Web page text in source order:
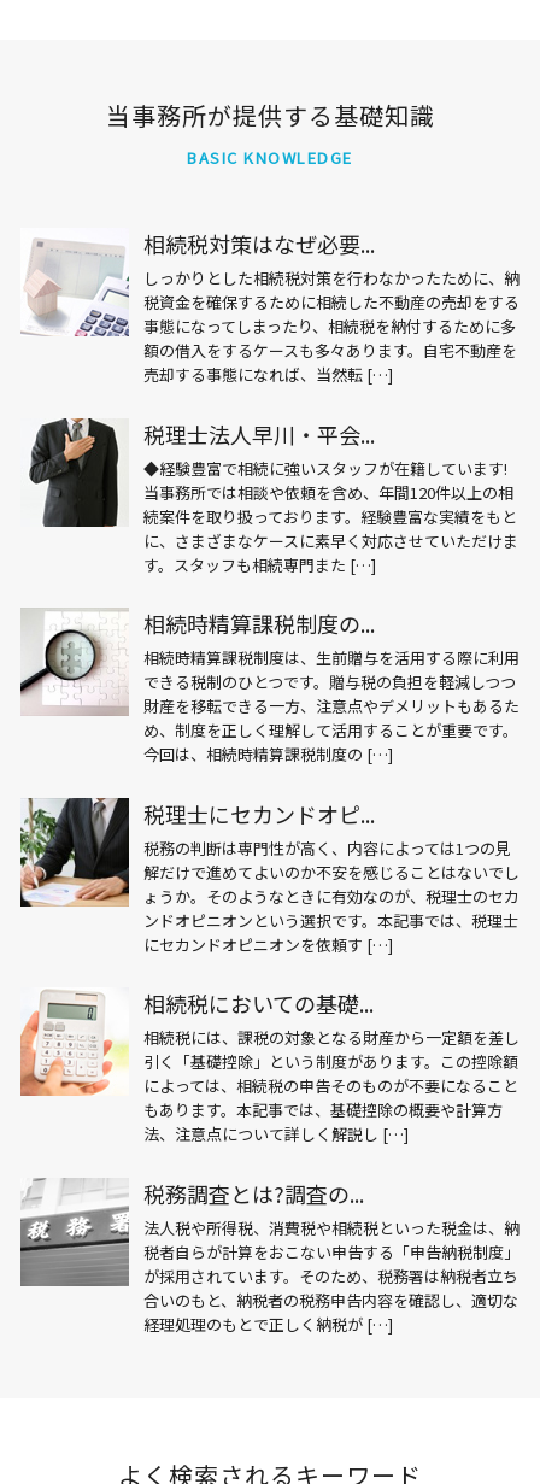
当事務所が提供する基礎知識
BASIC KNOWLEDGE
相続税対策はなぜ必要...
しっかりとした相続税対策を行わなかったために、納
税資金を確保するために相続した不動産の売却をする
事態になってしまったり、相続税を納付するために多
額の借入をするケースも多々あります。自宅不動産を
売却する事態になれば、当然転 […]
税理士法人早川・平会...
◆経験豊富で相続に強いスタッフが在籍しています!
当事務所では相談や依頼を含め、年間120件以上の相
続案件を取り扱っております。経験豊富な実績をもと
に、さまざまなケースに素早く対応させていただけま
す。スタッフも相続専門また […]
相続時精算課税制度の...
相続時精算課税制度は、生前贈与を活用する際に利用
できる税制のひとつです。贈与税の負担を軽減しつつ
財産を移転できる一方、注意点やデメリットもあるた
め、制度を正しく理解して活用することが重要です。
今回は、相続時精算課税制度の […]
税理士にセカンドオピ...
税務の判断は専門性が高く、内容によっては1つの見
解だけで進めてよいのか不安を感じることはないでし
ょうか。そのようなときに有効なのが、税理士のセカ
ンドオピニオンという選択です。本記事では、税理士
にセカンドオピニオンを依頼す […]
相続税においての基礎...
相続税には、課税の対象となる財産から一定額を差し
引く「基礎控除」という制度があります。この控除額
によっては、相続税の申告そのものが不要になること
もあります。本記事では、基礎控除の概要や計算方
法、注意点について詳しく解説し […]
税務調査とは?調査の...
法人税や所得税、消費税や相続税といった税金は、納
税者自らが計算をおこない申告する「申告納税制度」
が採用されています。そのため、税務署は納税者立ち
合いのもと、納税者の税務申告内容を確認し、適切な
経理処理のもとで正しく納税が […]
よく検索されるキーワード